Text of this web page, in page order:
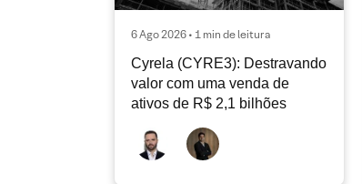
6 Ago 2026 • 1 min de leitura
Cyrela (CYRE3): Destravando
valor com uma venda de
ativos de R$ 2,1 bilhões